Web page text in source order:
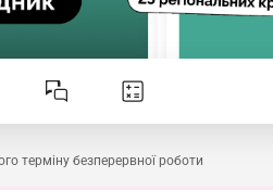
терміну безперервної роботи